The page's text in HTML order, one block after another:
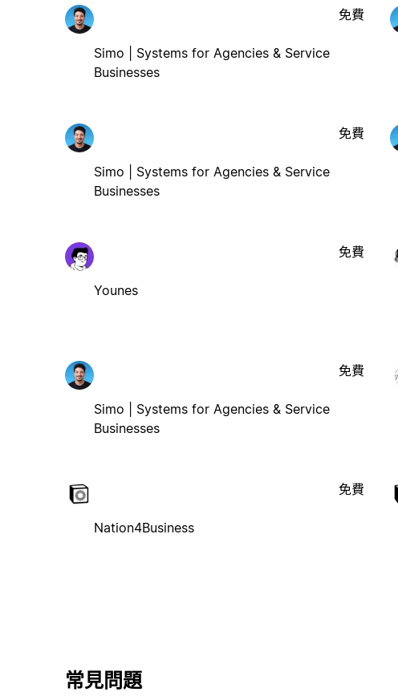
Simo | Systems for Agencies & Service
Businesses
免費
Simo | Systems for Agencies & Service
Businesses
免費
Younes
免費
Simo | Systems for Agencies & Service
Businesses
免費
Nation4Business
免費
常見問題